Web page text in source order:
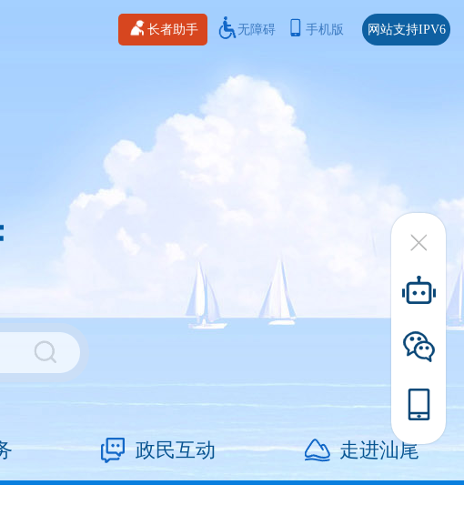
长者助手 无障碍 手机版 网站支持IPV6
政民互动 走进汕尾